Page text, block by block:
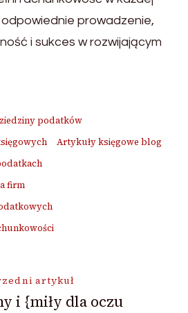
prowadzenie,
i sukces w rozwijającym
podatków
Artykuły księgowe blog
firm
artykuł
i {miły dla oczu